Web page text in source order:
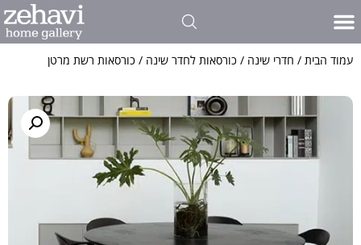
עמוד הבית / חדרי שינה / כורסאות לחדר שינה / כורסאות רשת מרטן